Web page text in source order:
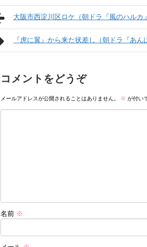
大阪市西淀川区ロケ（朝ドラ『風のハルカ
『虎に翼』から来た状差し（朝ドラ『あん
コメントをどうぞ
メールアドレスが公開されることはありません。 ※ が付い
名前 ※